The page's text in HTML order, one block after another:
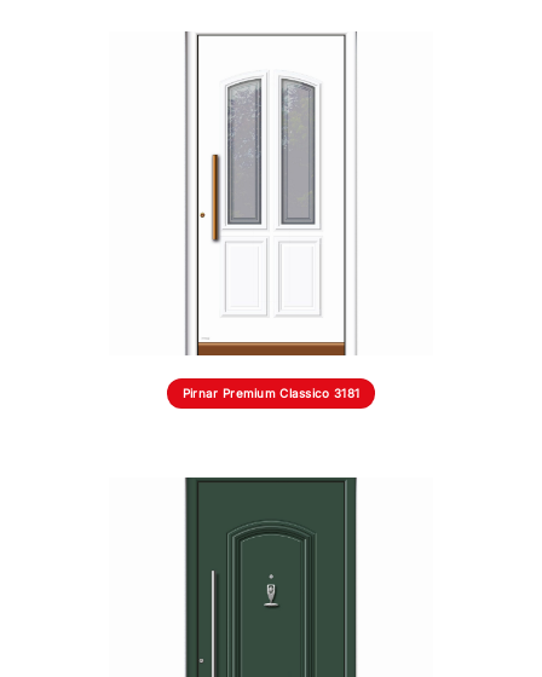
Pirnar Premium Classico 3181